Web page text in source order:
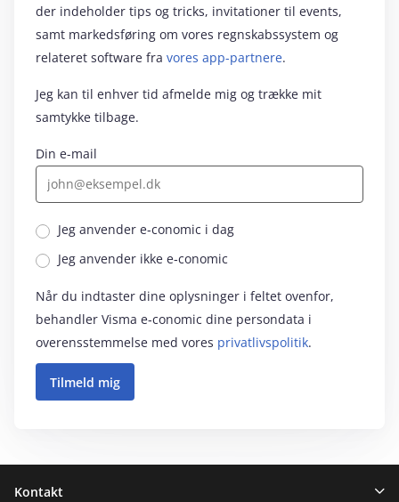
der indeholder tips og tricks, invitationer til events,
samt markedsføring om vores regnskabssystem og
relateret software fra vores app-partnere.
Jeg kan til enhver tid afmelde mig og trække mit
samtykke tilbage.
Din e-mail
Jeg anvender e‑conomic i dag
Jeg anvender ikke e‑conomic
Når du indtaster dine oplysninger i feltet ovenfor,
behandler Visma e‑conomic dine persondata i
overensstemmelse med vores privatlivspolitik.
Sidefod
Kontakt